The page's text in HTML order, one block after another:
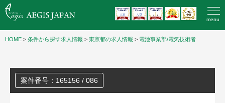
menu
HOME > 条件から探す求人情報 > 東京都の求人情報 > 電池事業部/電気技術者
案件番号：165156 / 086